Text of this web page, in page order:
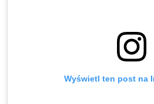
Wyświetl ten post na